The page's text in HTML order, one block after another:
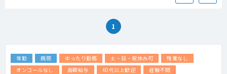
1
常勤 病院 ゆったり勤務 土・日・祝休み可
残業なし
オンコールなし
高額給与 60代以上歓迎
経験不問